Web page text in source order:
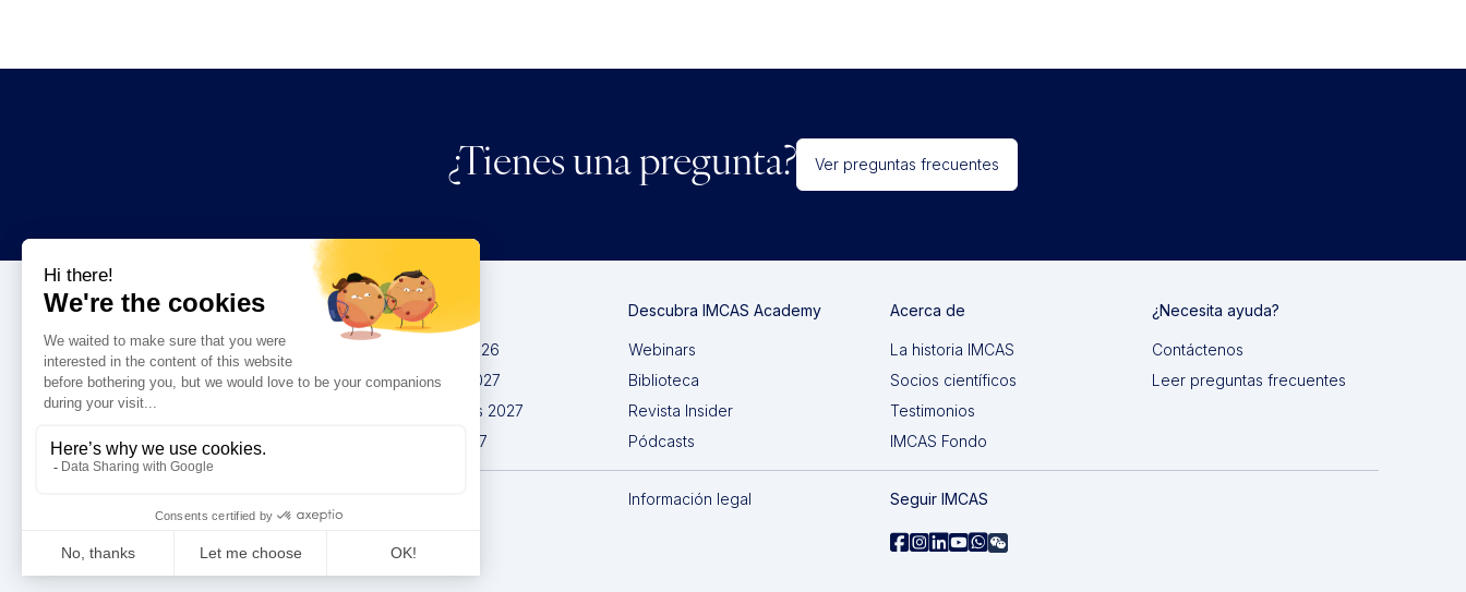
¿Tienes una pregunta? Ver preguntas frecuentes
Congresos
IMCAS China 2026
IMCAS World 2027
IMCAS Americas 2027
IMCAS Asia 2027
Descubra IMCAS Academy
Webinars
Biblioteca
Revista Insider
Pódcasts
Acerca de
La historia IMCAS
Socios científicos
Testimonios
IMCAS Fondo
¿Necesita ayuda?
Contáctenos
Leer preguntas frecuentes
Información legal Seguir IMCAS